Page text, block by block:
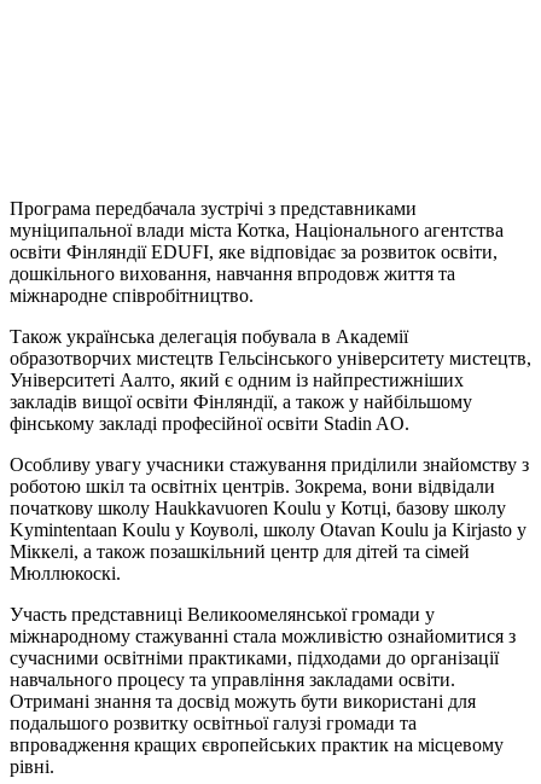
Програма передбачала зустрічі з представниками
муніципальної влади міста Котка, Національного агентства
освіти Фінляндії EDUFI, яке відповідає за розвиток освіти,
дошкільного виховання, навчання впродовж життя та
міжнародне співробітництво.
Також українська делегація побувала в Академії
образотворчих мистецтв Гельсінського університету мистецтв,
Університеті Аалто, який є одним із найпрестижніших
закладів вищої освіти Фінляндії, а також у найбільшому
фінському закладі професійної освіти Stadin AO.
Особливу увагу учасники стажування приділили знайомству з
роботою шкіл та освітніх центрів. Зокрема, вони відвідали
початкову школу Haukkavuoren Koulu у Котці, базову школу
Kymintentaan Koulu у Коуволі, школу Otavan Koulu ja Kirjasto у
Міккелі, а також позашкільний центр для дітей та сімей
Мюллюкоскі.
Участь представниці Великоомелянської громади у
міжнародному стажуванні стала можливістю ознайомитися з
сучасними освітніми практиками, підходами до організації
навчального процесу та управління закладами освіти.
Отримані знання та досвід можуть бути використані для
подальшого розвитку освітньої галузі громади та
впровадження кращих європейських практик на місцевому
рівні.